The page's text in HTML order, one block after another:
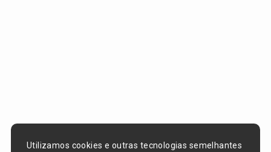
Utilizamos cookies e outras tecnologias semelhantes